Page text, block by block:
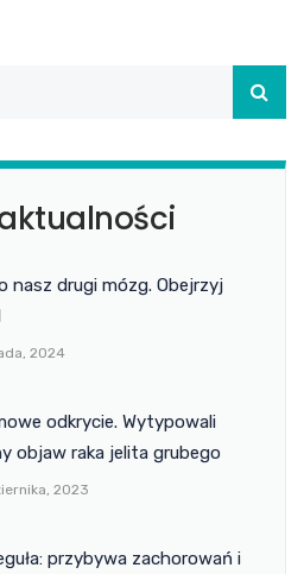
nasz drugi mózg. Obejrzyj
2024
odkrycie. Wytypowali
objaw raka jelita grubego
2023
przybywa zachorowań i